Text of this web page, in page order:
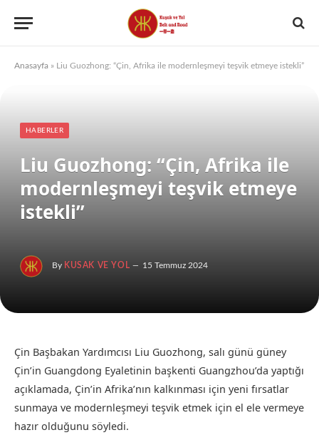
Anasayfa » Liu Guozhong: “Çin, Afrika ile modernleşmeyi teşvik etmeye istekli”
HABERLER
Liu Guozhong: “Çin, Afrika ile
modernleşmeyi teşvik etmeye
istekli”
By KUSAK VE YOL 15 Temmuz 2024
Çin Başbakan Yardımcısı Liu Guozhong, salı günü güney
Çin’in Guangdong Eyaletinin başkenti Guangzhou’da yaptığı
açıklamada, Çin’in Afrika’nın kalkınması için yeni fırsatlar
sunmaya ve modernleşmeyi teşvik etmek için el ele vermeye
hazır olduğunu söyledi.